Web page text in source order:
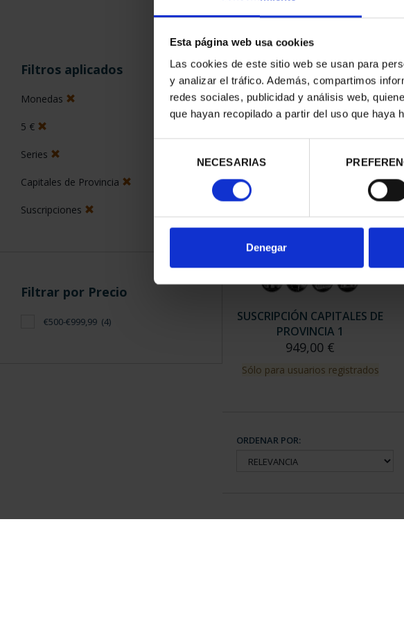
Esta página web usa cookies
Las cookies de este sitio web se usan para
y analizar el tráfico. Además, compartimos
redes sociales, publicidad y análisis web,
que hayan recopilado a partir del uso que haya
consentimiento
NECESARIAS
Denegar
Filtros aplicados
Monedas
5 €
Series
Capitales de Provincia
Suscripciones
Filtrar por Precio
€500-€999,99 (4)
ORDENAR POR:
4 Productos encontrados
SUSCRIPCIÓN CAPITALES DE
PROVINCIA 1
949,00 €
Sólo para usuarios registrados
ORDENAR POR: